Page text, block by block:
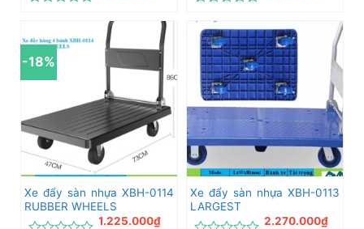
hạng
0
5
sao
xếp
hạng
5
sao
-18%
Xe đẩy sàn nhựa XBH-0114
RUBBER WHEELS
1.225.000₫
Xe đẩy sàn nhựa XBH-0113
LARGEST
2.270.000₫